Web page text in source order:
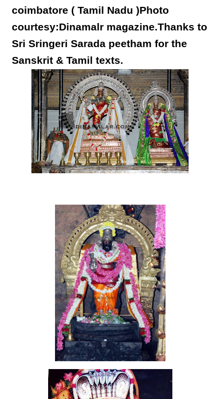
coimbatore ( Tamil Nadu )Photo
courtesy:Dinamalr magazine.Thanks to
Sri Sringeri Sarada peetham for the
Sanskrit & Tamil texts.